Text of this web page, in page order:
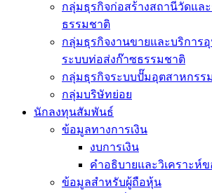
กลุ่มธุรกิจก่อสร้างสถานีวัดแล
ธรรมชาติ
กลุ่มธุรกิจงานขายและบริการ
ระบบท่อส่งก๊าซธรรมชาติ
กลุ่มธุรกิจระบบปั๊มอุตสาหกรรม
กลุ่มบริษัทย่อย
นักลงทุนสัมพันธ์
ข้อมูลทางการเงิน
งบการเงิน
คำอธิบายและวิเคราะห์ข
ข้อมูลสำหรับผู้ถือหุ้น